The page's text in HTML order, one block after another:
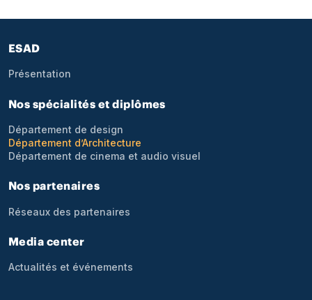
Pied de page
ESAD
Présentation
Nos spécialités et diplômes
Département de design
Département d’Architecture
Département de cinema et audio visuel
Nos partenaires
Réseaux des partenaires
Media center
Actualités et événements